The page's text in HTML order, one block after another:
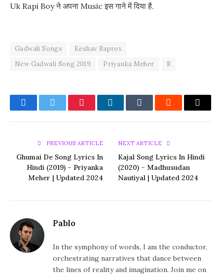
Uk Rapi Boy ने अपना Music इस गाने में दिया है.
Gadwali Songs
Keshav Raprox
New Gadwali Song 2019
Priyanka Meher R
FacebookTwitter PinterestLinkedInTumblr Reddit Email
PREVIOUS ARTICLE
Ghumai De Song Lyrics In
Hindi (2019) – Priyanka
Meher | Updated 2024
NEXT ARTICLE
Kajal Song Lyrics In Hindi
(2020) – Madhusudan
Nautiyal | Updated 2024
Pablo
In the symphony of words, I am the conductor,
orchestrating narratives that dance between
the lines of reality and imagination. Join me on